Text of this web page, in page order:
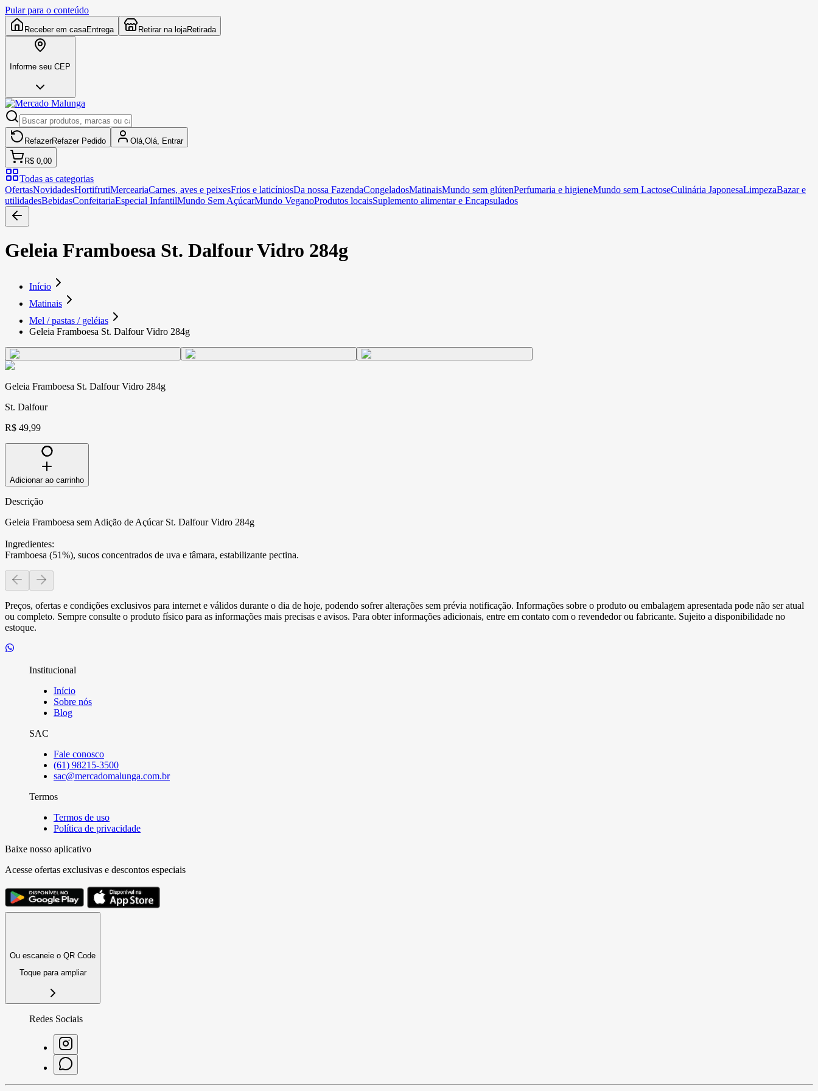
Pular para o conteúdo
Receber em casaEntrega Retirar na lojaRetirada
Informe seu CEP
RefazerRefazer Pedido Olá, Olá, Entrar
R$ 0,00
Todas as categorias
OfertasNovidadesHortifrutiMerceariaCarnes, aves e peixesFrios e laticíniosDa nossa FazendaCongeladosMatinaisMundo sem glútenPerfumaria e higieneMundo sem LactoseCulinária JaponesaLimpezaBazar e
utilidadesBebidasConfeitariaEspecial InfantilMundo Sem AçúcarMundo VeganoProdutos locaisSuplemento alimentar e Encapsulados
Geleia Framboesa St. Dalfour Vidro 284g
Início
Matinais
Mel / pastas / geléias
Geleia Framboesa St. Dalfour Vidro 284g
Geleia Framboesa St. Dalfour Vidro 284g
St. Dalfour
R$ 49,99
Adicionar ao carrinho
Descrição
Geleia Framboesa sem Adição de Açúcar St. Dalfour Vidro 284g
Ingredientes:
Framboesa (51%), sucos concentrados de uva e tâmara, estabilizante pectina.
Preços, ofertas e condições exclusivos para internet e válidos durante o dia de hoje, podendo sofrer alterações sem prévia notificação. Informações sobre o produto ou embalagem apresentada pode não ser atual
ou completo. Sempre consulte o produto físico para as informações mais precisas e avisos. Para obter informações adicionais, entre em contato com o revendedor ou fabricante. Sujeito a disponibilidade no
estoque.
Institucional
Início
Sobre nós
Blog
SAC
Fale conosco
(61) 98215-3500
sac@mercadomalunga.com.br
Termos
Termos de uso
Política de privacidade
Baixe nosso aplicativo
Acesse ofertas exclusivas e descontos especiais
Ou escaneie o QR Code
Toque para ampliar
Redes Sociais